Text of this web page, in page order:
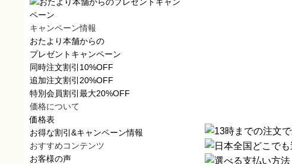
キャンペーン情報
おたより本舗からの
プレゼントキャンペーン
同時注文割引10%OFF
追加注文割引20%OFF
特別会員割引最大20%OFF
価格について
価格表
お得な割引&キャンペーン情報
おすすめコンテンツ
お客様の声